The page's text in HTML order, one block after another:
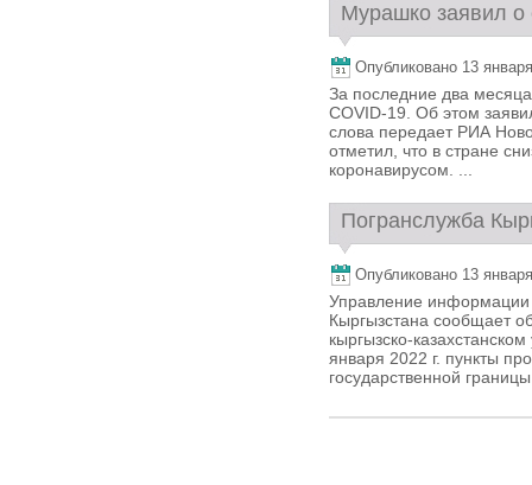
Мурашко заявил о
Опубликовано 13
За последние два
COVID-19. Об этом
слова передает РИА
отметил, что в стране
коронавирусом. ...
Погранслужба
Опубликовано 13
Управление
Кыргызстана сообщает
кыргызско-
января 2022 г. пункты
государственной